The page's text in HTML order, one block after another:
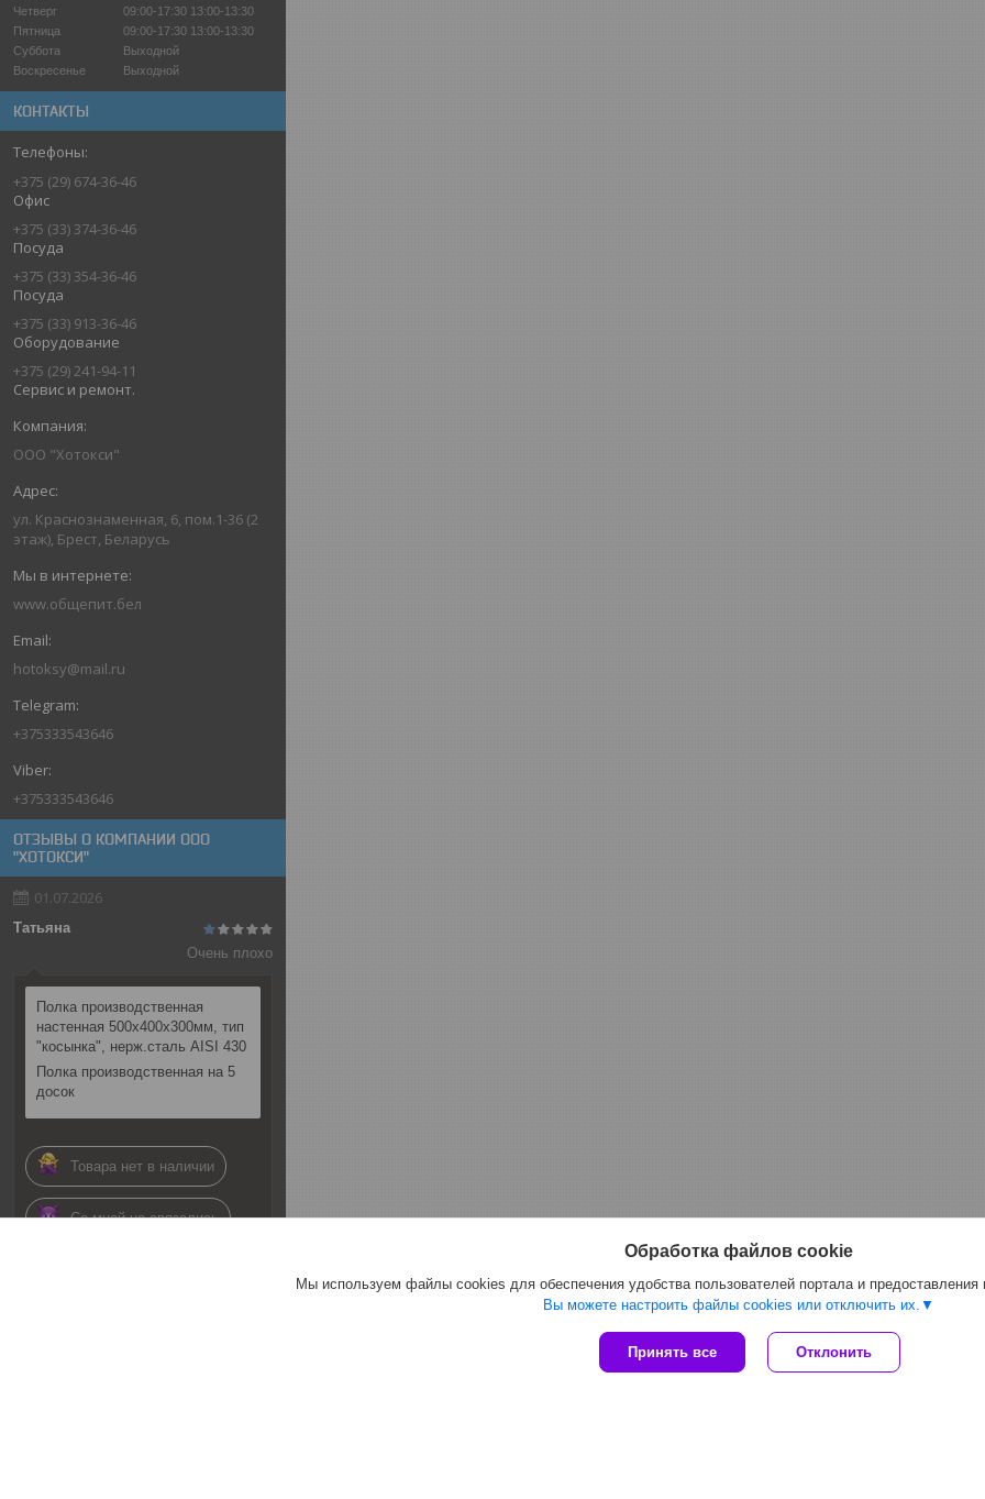
Четверг
09:00-17:30 13:00-13:30
Пятница
09:00-17:30 13:00-13:30
Суббота
Выходной
Воскресенье
Выходной
КОНТАКТЫ
+375 (29) 674-36-46
Офис
+375 (33) 374-36-46
Посуда
+375 (33) 354-36-46
Посуда
+375 (33) 913-36-46
Оборудование
+375 (29) 241-94-11
Сервис и ремонт.
ООО "Хотокси"
ул. Краснознаменная, 6, пом.1-36 (2
этаж), Брест, Беларусь
www.общепит.бел
hotoksy@mail.ru
+375333543646
+375333543646
ОТЗЫВЫ О КОМПАНИИ ООО
"ХОТОКСИ"
01.07.2026
Татьяна
Очень плохо
Полка производственная
настенная 500х400х300мм, тип
"косынка", нерж.сталь AISI 430
Полка производственная на 5
досок
Товара нет в наличии
Со мной не связались
Обработка файлов cookie
Мы используем файлы cookies для обеспечения удобства пользователей портала и предоставления
Вы можете настроить файлы cookies или отключить их.
Принять все Отклонить